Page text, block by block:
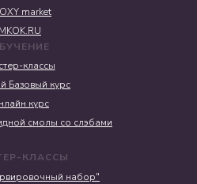
market
MKOK.RU
классы
Базовый курс
курс
смолы со слэбами
КЛАССЫ
набор"